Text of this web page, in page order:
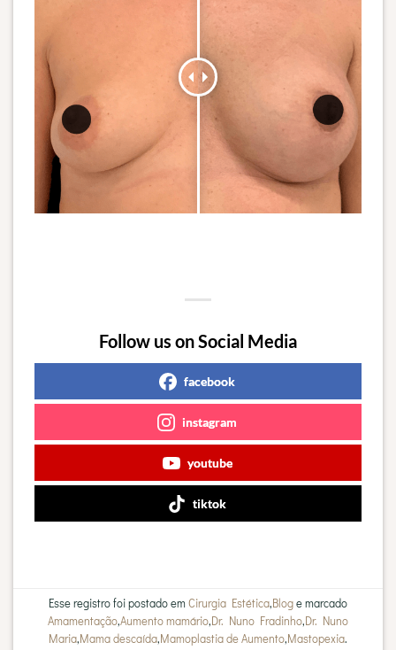
Follow us on Social Media
facebook
instagram
youtube
tiktok
Esse registro foi postado emCirurgia Estética,Bloge marcado
Amamentação,Aumento mamário,Dr. Nuno Fradinho,Dr. Nuno
Maria,Mama descaída,Mamoplastia de Aumento,Mastopexia.